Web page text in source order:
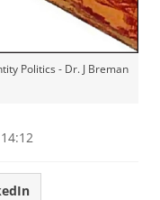
Politics - Dr. J Breman